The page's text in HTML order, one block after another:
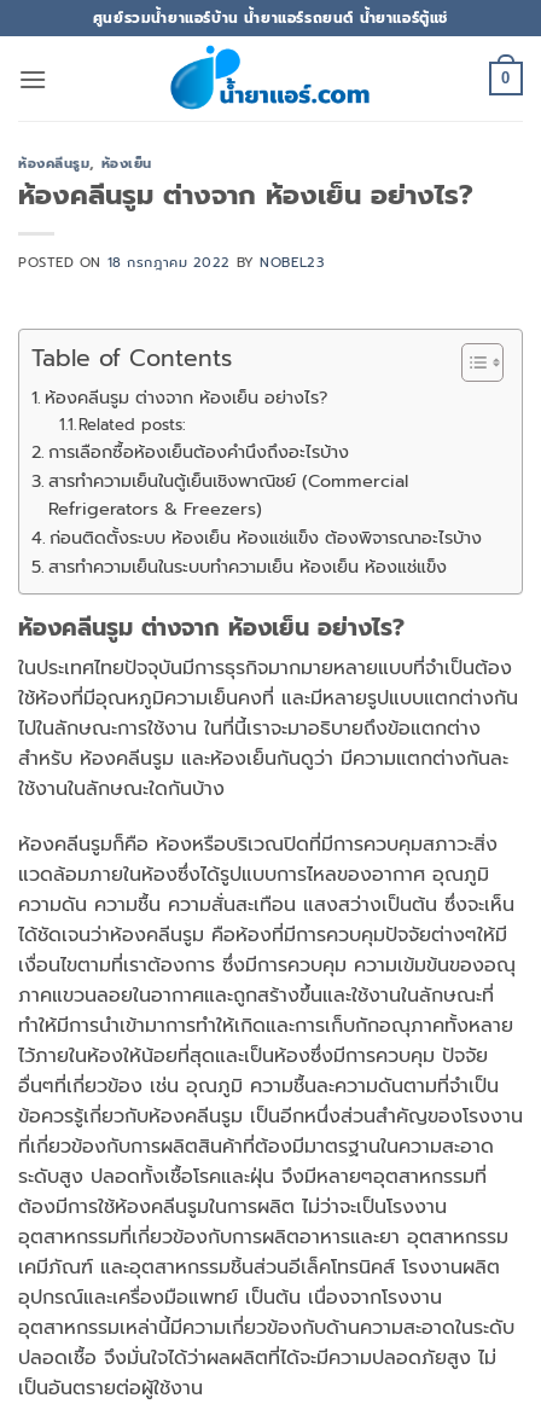
ไป
ยัง
ศูนย์รวมน้ำยาแอร์บ้าน น้ำยาแอร์รถยนต์ น้ำยาแอร์ตู้แช่
0
ห้องคลีนรูม, ห้องเย็น
ห้องคลีนรูม ต่างจาก ห้องเย็น อย่างไร?
POSTED ON 18 กรกฎาคม 2022 BYNOBEL23
Table of Contents
ห้องคลีนรูม ต่างจาก ห้องเย็น อย่างไร?
Related posts:
การเลือกซื้อห้องเย็นต้องคำนึงถึงอะไรบ้าง
สารทำความเย็นในตู้เย็นเชิงพาณิชย์ (Commercial
Refrigerators & Freezers)
ก่อนติดตั้งระบบ ห้องเย็น ห้องแช่แข็ง ต้องพิจารณาอะไรบ้าง
สารทำความเย็นในระบบทำความเย็น ห้องเย็น ห้องแช่แข็ง
ห้องคลีนรูม ต่างจาก ห้องเย็น อย่างไร?
ในประเทศไทยปัจจุบันมีการธุรกิจมากมายหลายแบบที่จำเป็นต้อง
ใช้ห้องที่มีอุณหภูมิความเย็นคงที่ และมีหลายรูปแบบแตกต่างกัน
ไปในลักษณะการใช้งาน ในที่นี้เราจะมาอธิบายถึงข้อแตกต่าง
สำหรับ ห้องคลีนรูม และห้องเย็นกันดูว่า มีความแตกต่างกันละ
ใช้งานในลักษณะใดกันบ้าง
ห้องคลีนรูมก็คือ ห้องหรือบริเวณปิดที่มีการควบคุมสภาวะสิ่ง
แวดล้อมภายในห้องซึ่งได้รูปแบบการไหลของอากาศ อุณภูมิ
ความดัน ความชื้น ความสั่นสะเทือน แสงสว่างเป็นต้น ซึ่งจะเห็น
ได้ชัดเจนว่าห้องคลีนรูม คือห้องที่มีการควบคุมปัจจัยต่างๆให้มี
เงื่อนไขตามที่เราต้องการ ซึ่งมีการควบคุม ความเข้มข้นของอณุ
ภาคแขวนลอยในอากาศและถูกสร้างขึ้นและใช้งานในลักษณะที่
ทำให้มีการนำเข้ามาการทำให้เกิดและการเก็บกักอณุภาคทั้งหลาย
ไว้ภายในห้องให้น้อยที่สุดและเป็นห้องซึ่งมีการควบคุม ปัจจัย
อื่นๆที่เกี่ยวข้อง เช่น อุณภูมิ ความชื้นละความดันตามที่จำเป็น
ข้อควรรู้เกี่ยวกับห้องคลีนรูม เป็นอีกหนึ่งส่วนสำคัญของโรงงาน
ที่เกี่ยวข้องกับการผลิตสินค้าที่ต้องมีมาตรฐานในความสะอาด
ระดับสูง ปลอดทั้งเชื้อโรคและฝุ่น จึงมีหลายๆอุตสาหกรรมที่
ต้องมีการใช้ห้องคลีนรูมในการผลิต ไม่ว่าจะเป็นโรงงาน
อุตสาหกรรมที่เกี่ยวข้องกับการผลิตอาหารและยา อุตสาหกรรม
เคมีภัณฑ์ และอุตสาหกรรมชิ้นส่วนอีเล็คโทรนิคส์ โรงงานผลิต
อุปกรณ์และเครื่องมือแพทย์ เป็นต้น เนื่องจากโรงงาน
อุตสาหกรรมเหล่านี้มีความเกี่ยวข้องกับด้านความสะอาดในระดับ
ปลอดเชื้อ จึงมั่นใจได้ว่าผลผลิตที่ได้จะมีความปลอดภัยสูง ไม่
เป็นอันตรายต่อผู้ใช้งาน